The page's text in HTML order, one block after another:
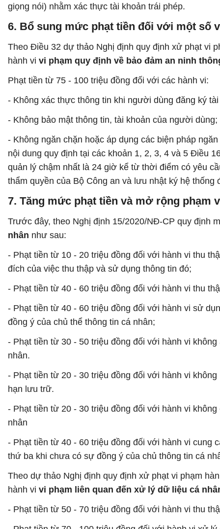
giọng nói) nhằm xác thực tài khoản trái phép.
6. Bổ sung mức phạt tiền đối với một số
Theo Điều 32 dự thảo Nghị định quy định xử phạt vi
hành vi vi phạm quy định về bảo đảm an ninh
Phạt tiền từ 75 - 100 triệu đồng đối với các hành vi:
- Không xác thực thông tin khi người dùng đăng ký
- Không bảo mật thông tin, tài khoản của người dùng;
- Không ngăn chặn hoặc áp dụng các biện pháp
nội dung quy định tại các khoản 1, 2, 3, 4 và 5 Điều
quản lý chậm nhất là 24 giờ kể từ thời điểm có yêu
thẩm quyền của Bộ Công an và lưu nhật ký hệ
7. Tăng mức phạt tiền và mở rộng phạm
Trước đây, theo Nghị định 15/2020/NĐ-CP quy định
nhân như sau:
- Phạt tiền từ 10 - 20 triệu đồng đối với hành vi thu
đích của việc thu thập và sử dụng thông tin đó;
- Phạt tiền từ 40 - 60 triệu đồng đối với hành vi thu
- Phạt tiền từ 40 - 60 triệu đồng đối với hành vi sử
đồng ý của chủ thể thông tin cá nhân;
- Phạt tiền từ 30 - 50 triệu đồng đối với hành vi
nhân.
- Phạt tiền từ 20 - 30 triệu đồng đối với hành vi
hạn lưu trữ.
- Phạt tiền từ 20 - 30 triệu đồng đối với hành vi
nhân
- Phạt tiền từ 40 - 60 triệu đồng đối với hành vi cung
thứ ba khi chưa có sự đồng ý của chủ thông tin cá
Theo dự thảo Nghị định quy định xử phạt vi phạm
hành vi vi phạm liên quan đến xử lý dữ liệu cá
- Phạt tiền từ 50 - 70 triệu đồng đối với hành vi thu